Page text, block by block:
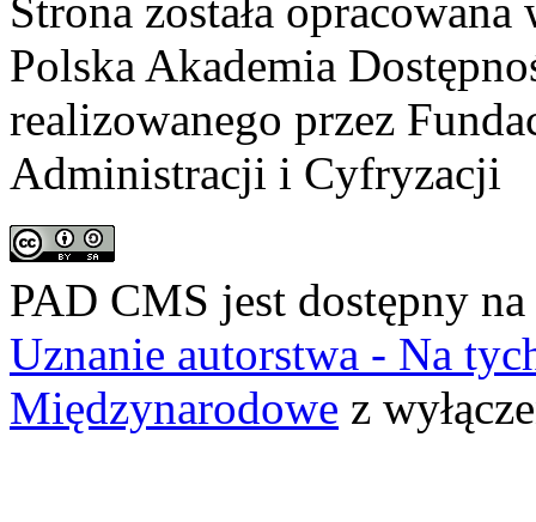
Strona została
Polska Akademia
realizowanego przez
Administracji i Cyfryzacji
PAD CMS jest dostępny na
Uznanie autorstwa - Na
Międzynarodowe z